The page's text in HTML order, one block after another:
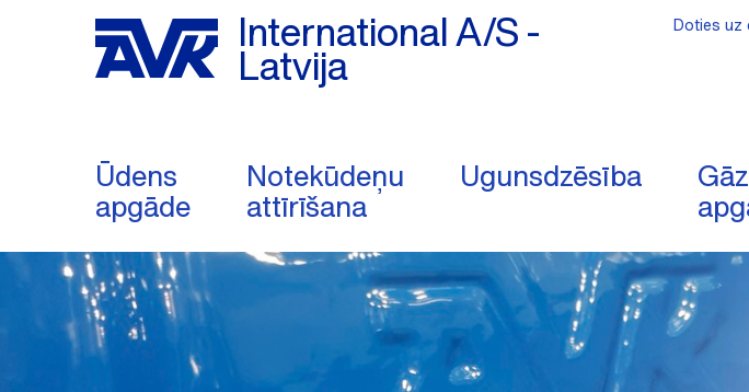
International A/S -
Latvija
Ūdens
apgāde
Notekūdeņu
attīrīšana
Ugunsdzēsība
Doties uz